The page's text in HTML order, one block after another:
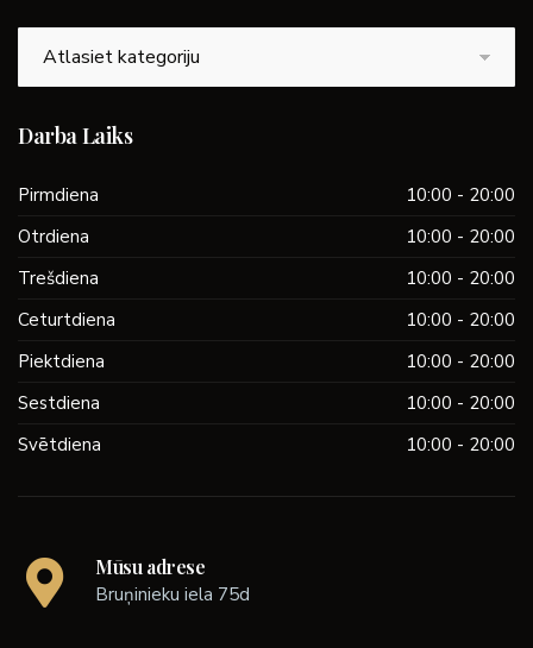
Darba Laiks
Pirmdiena
10:00 - 20:00
Otrdiena
10:00 - 20:00
Trešdiena
10:00 - 20:00
Ceturtdiena
10:00 - 20:00
Piektdiena
10:00 - 20:00
Sestdiena
10:00 - 20:00
Svētdiena
10:00 - 20:00
Mūsu adrese
Bruņinieku iela 75d